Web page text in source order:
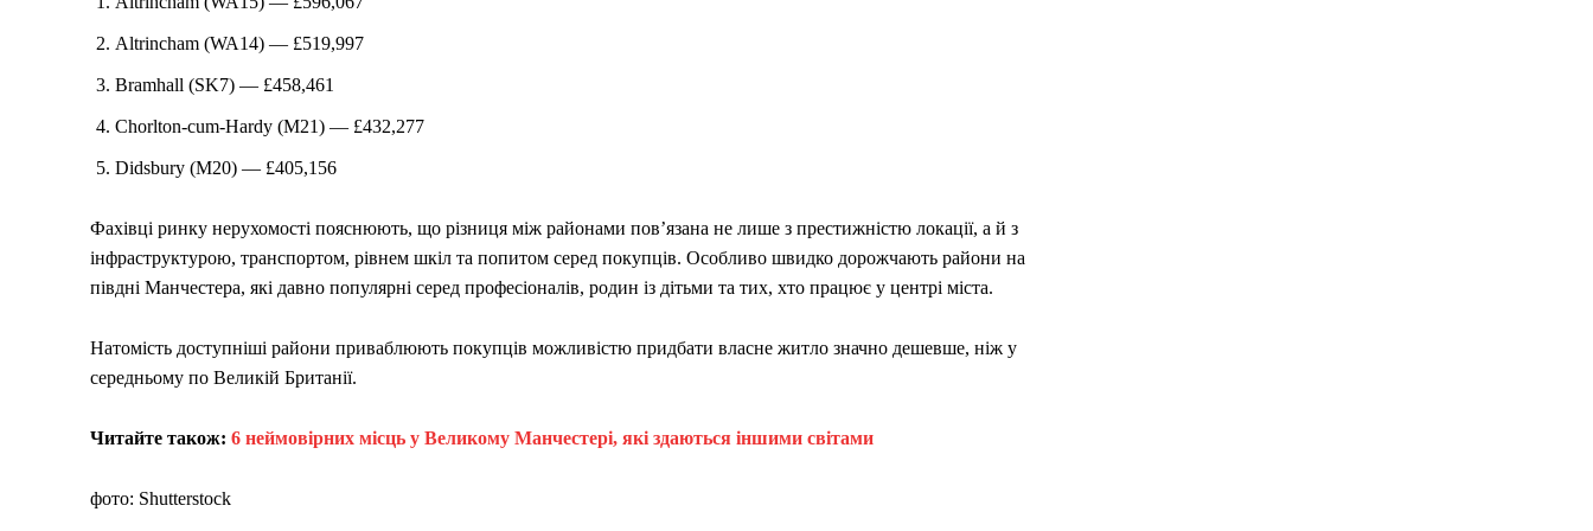
Altrincham (WA14) — £519,997
Bramhall (SK7) — £458,461
Chorlton-cum-Hardy (M21) — £432,277
Didsbury (M20) — £405,156
Фахівці ринку нерухомості пояснюють, що різниця між районами пов’язана не лише з престижністю локації, а й з
інфраструктурою, транспортом, рівнем шкіл та попитом серед покупців. Особливо швидко дорожчають райони на
півдні Манчестера, які давно популярні серед професіоналів, родин із дітьми та тих, хто працює у центрі міста.
Натомість доступніші райони приваблюють покупців можливістю придбати власне житло значно дешевше, ніж у
середньому по Великій Британії.
Читайте також: 6 неймовірних місць у Великому Манчестері, які здаються іншими світами
фото: Shutterstock